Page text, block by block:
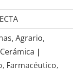
,Agrario,
Cerámica |
, Farmacéutico,